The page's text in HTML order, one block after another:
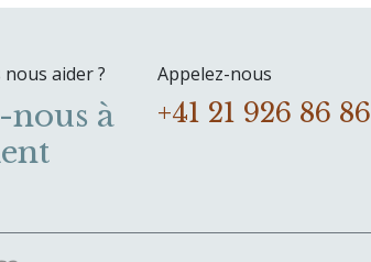
aider ?
nous à
Appelez-nous
+41 21 926 86 86